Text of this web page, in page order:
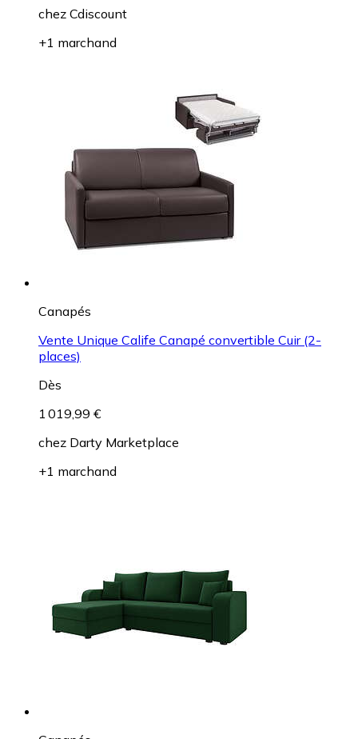
chez Cdiscount
+1 marchand
Canapés
Vente Unique Calife Canapé convertible Cuir (2-
places)
Dès
1 019,99 €
chez Darty Marketplace
+1 marchand